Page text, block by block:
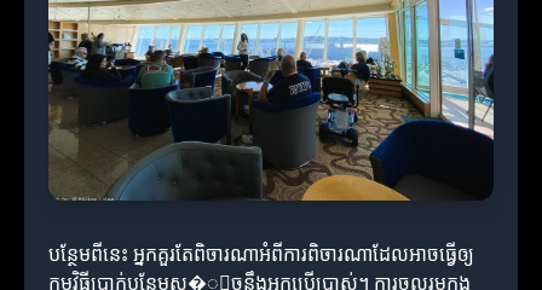
បន្ថែមពីនេះ អ្នកគួរតែពិចារណាអំពីការពិចារណាដែលអាចធ្វើឲ្យ
កម្មវិធីប្រាក់បន្ថែមស្�ើចនឹងអ្នកប្រើប្រាស់។ ការចូលរួមក្នុង